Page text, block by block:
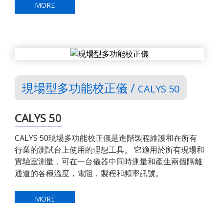
MORE
現場型多功能校正儀 / CALYS 50
CALYS 50
CALYS 50現場多功能校正儀是進階製程維護和在所有
行業的測試台上使用的理想工具。 它適用於所有現場和
實驗室測量，可在一台儀器中同時測量和產生兩個隔離
通道的各種溫度，電阻，製程和頻率訊號。
MORE